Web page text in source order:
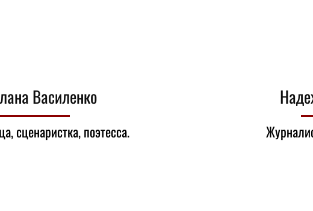
Василенко
сценаристка, поэтесса.